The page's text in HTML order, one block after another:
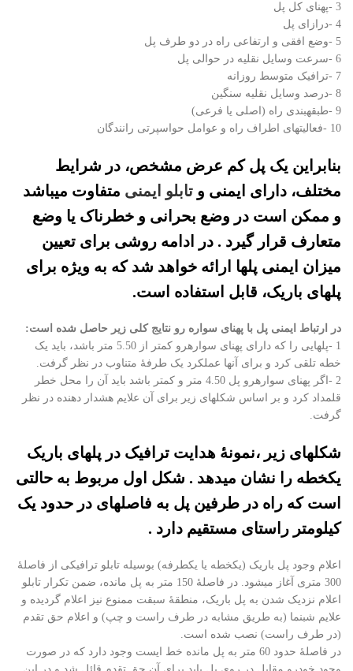
3 -پهنای کل پل
4 -درازای پل
5 -وضع افقی و ارتفاعی راه در دو طرف پل
6 -سرعت وسایل نقلیه در حوالی پل
7 -ترافیک متوسط روزانه
8 -درصد وسایل نقلیه سنگین
9 -طبقهبندی راه (اصلی یا فرعی)
10 -فعالیتهای اطراف راه و عوامل حواسپرتی رانندگان
بنابراین یک پل کم عرض مشخص، در شرایط
مختلف، دارای ایمنی و تابلو ایمنی متفاوت میباشد
و ممکن است در وضع بحرانی و خطرناک یا وضع
متعارف قرار گیرد . در ادامه روشی برای تعیین
میزان ایمنی پلها ارائه خواهد شد که به ویژه برای
پلهای باریک، قابل استفاده است.
در ارتباط ایمنی پل با پهنای سواره رو نتایج کلی زیر حاصل شده است:
1 -پلهایی را که دارای پهنای سوارهرو کمتر از 5.50 متر باشد، باید یک
خطه تلقی کرد و برای آنها عملکرد یک طرفۀ متناوب در نظر گرفت.
2 -اگر پهنای سوارهرو پل 4.50 متر و کمتر باشد باید آن را محل خطر
قلمداد کرد و بر اساس شکلهای زیر برای آن علایم هشدار دهنده در نظر
گرفت.
شکلهای زیر ،نمونۀ هدایت ترافیک در پلهای باریک
یکخطه را نشان میدهد . شکل اول مربوط به حالتی
است که راه در طرفین پل به فاصلهای در حدود یک
کیلومتر راستای مستقیم دارد .
اعلام وجود پل باریک (یکخطه یا یکطرفه) بوسیله تابلو ترافیکی از فاصلۀ
300 متری آغاز میشود. در فاصلۀ 150 متر به پل مانده، ضمن تکرار تابلو
اعلام نزدیک شدن به پل باریک، منطقۀ سبقت ممنوع نیز اعلام گردیده و
علایم شبنما (به طریق مشابه در طرف راست و چپ) و اعلام حق تقدم
(در طرف راست) نصب شده است.
در فاصلۀ حدود 60 متر به پل مانده خط ایست وجود دارد که در صورت